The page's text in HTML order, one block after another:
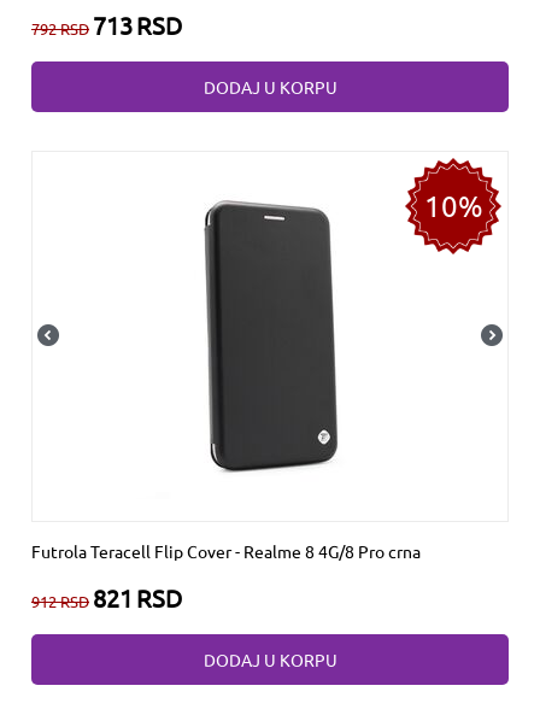
792RSD 713RSD
DODAJ U KORPU
10%
Futrola Teracell Flip Cover - Realme 8 4G/8 Pro crna
912RSD 821 RSD
DODAJ U KORPU